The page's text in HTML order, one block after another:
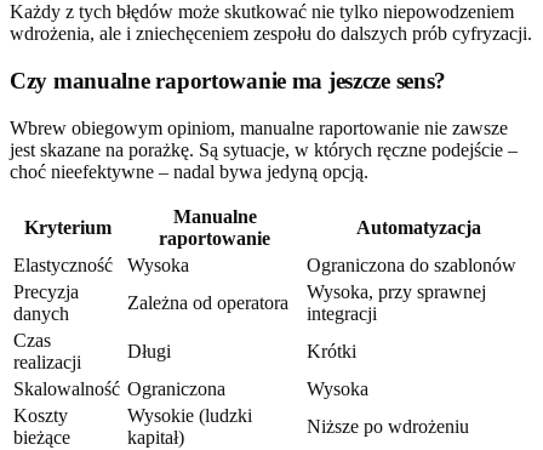
Każdy z tych błędów może skutkować nie tylko niepowodzeniem
wdrożenia, ale i zniechęceniem zespołu do dalszych prób cyfryzacji.
Czy manualne raportowanie ma jeszcze sens?
Wbrew obiegowym opiniom, manualne raportowanie nie zawsze
jest skazane na porażkę. Są sytuacje, w których ręczne podejście –
choć nieefektywne – nadal bywa jedyną opcją.
Kryterium
Manualne
raportowanie
Automatyzacja
Elastyczność
Wysoka
Ograniczona do szablonów
Precyzja
danych
Zależna od operatora
Wysoka, przy sprawnej
integracji
Czas
realizacji
Długi
Krótki
Skalowalność Ograniczona
Wysoka
Koszty
bieżące
Wysokie (ludzki
kapitał)
Niższe po wdrożeniu